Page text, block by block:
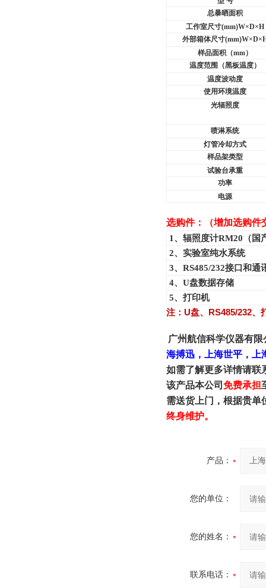
总暴晒面积
工作室尺寸(mm)W×D×H
外部箱体尺寸
样品面积（mm）
温度范围（黑板温度）
温度波动度
使用环境温度
光辐照度
喷淋系统
灯管冷却方式
样品架类型
试验台承重
功率
电源
选购件：（增加选购件
1 、辐照度计RM20（国
2、实验室纯水系统
3、RS485/232接口和通
4、U盘数据存储
5、打印机
注： U盘、 RS485/232、
广州航信科学仪器有
海搏迅，上海世平，上
如需了解更多详情请联
该产品本公司 免费承担
需送货上门，根据贵单
终身维护。
产品：
您的单位：
您的姓名：
联系电话：